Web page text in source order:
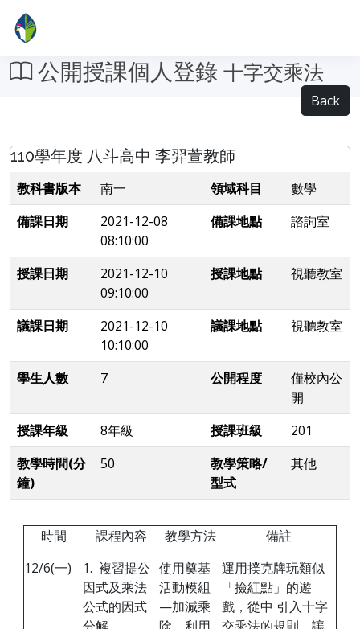
公開授課個人登錄 十字交乘法
Back
110學年度 八斗高中 李羿萱教師
教科書版本 南一 領域科目
數學
備課日期
2021-12-08
08:10:00
備課地點 諮詢室
授課日期
2021-12-10
09:10:00
授課地點 視聽教室
議課日期
2021-12-10
10:10:00
議課地點 視聽教室
學生人數 7 公開程度
僅校內公
開
授課年級
8年級 授課班級
201
教學時間(分
鐘)
50
教學策略/
型式
其他
時間 課程內容 教學方法
備註
12/6(一) 1. 複習提公
因式及乘法
公式的因式
使用奠基
活動模組
—加減乘
運用撲克牌玩類似
「撿紅點」的遊
戲，從中 引入十字